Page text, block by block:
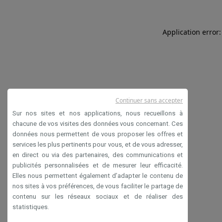
Application
Sur nos sites et nos applications, nous recueillons à
chacune de vos visites des données vous concernant. Ces
données nous permettent de vous proposer les offres et
services les plus pertinents pour vous, et de vous adresser,
en direct ou via des partenaires, des communications et
publicités personnalisées et de mesurer leur efficacité.
Elles nous permettent également d’adapter le contenu de
nos sites à vos préférences, de vous faciliter le partage de
contenu sur les réseaux sociaux et de réaliser des
statistiques.
Continuer sans accepter